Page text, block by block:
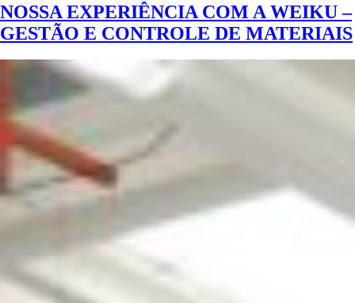
NOSSA EXPERIÊNCIA COM A WEIKU –
GESTÃO E CONTROLE DE MATERIAIS